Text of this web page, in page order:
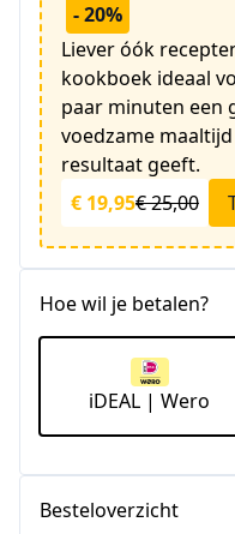
- 20%
Liever óók
kookboek ideaal
paar minuten een
voedzame
resultaat geeft.
€ 19,95€ 25,00
Hoe wil je betalen?
iDEAL | Wero
Besteloverzicht